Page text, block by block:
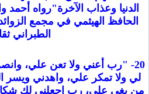
الدنيا وعذاب الآخرة"رواه أحمد
الحافظ الهيثمي في مجمع
الطبراني
20- "رب أعني ولا تعن علي،
لي ولا تمكر علي، واهدني ويسر
من بغى علي، رب اجعلني لك